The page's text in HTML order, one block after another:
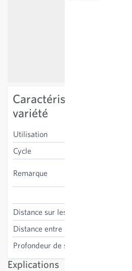
Caractéristiques
variété
Utilisation
Cycle
Remarque
Distance sur les lignes
Distance entre les lignes
Profondeur de semis
Explications